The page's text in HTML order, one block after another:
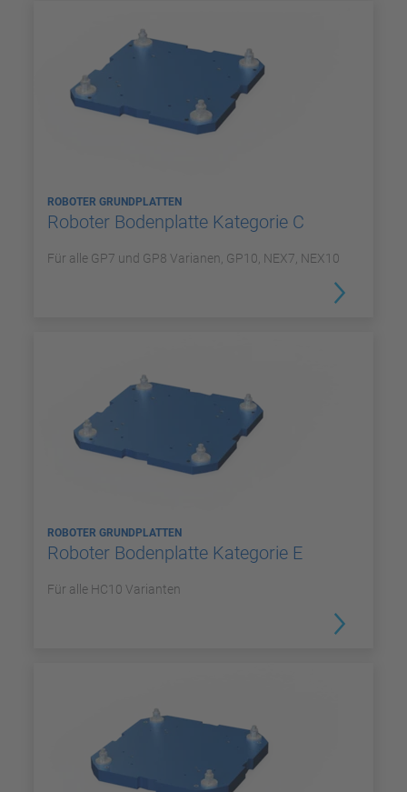
ROBOTER GRUNDPLATTEN
Roboter Bodenplatte Kategorie C
Für alle GP7 und GP8 Varianen, GP10, NEX7, NEX10
ROBOTER GRUNDPLATTEN
Roboter Bodenplatte Kategorie E
Für alle HC10 Varianten